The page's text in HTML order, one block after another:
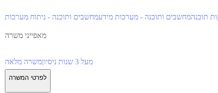
תוכנהמחשבים ותוכנה - מערכות מידעמחשבים ותוכנה - ניתוח מערכות
מאפייני משרה
מעל 3 שנות ניסיון משרה מלאה
לפרטי המשרה